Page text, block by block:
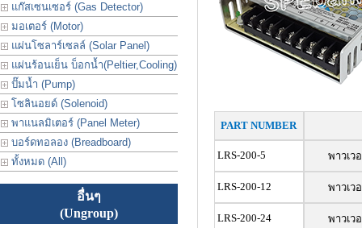
แก๊สเซนเซอร์ (Gas Detector)
มอเตอร์ (Motor)
แผ่นโซลาร์เซลล์ (Solar Panel)
แผ่นร้อนเย็น บ็อกน้ำ(Peltier,Cooling)
ปั๊มน้ำ (Pump)
โซลินอยด์ (Solenoid)
พาแนลมิเตอร์ (Panel Meter)
บอร์ดทอลอง (Breadboard)
ทั้งหมด (All)
อื่นๆ
(Ungroup)
PART NUMBER
LRS-200-5 พาวเว
LRS-200-12 พาวเว
LRS-200-24 พาวเว